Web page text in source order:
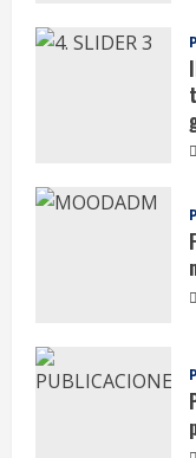
Artículos
Redes,